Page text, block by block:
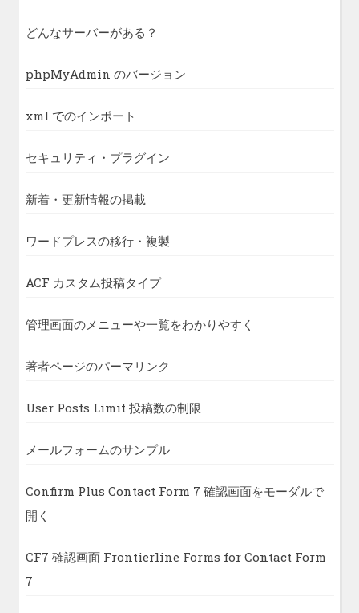
どんなサーバーがある？
phpMyAdmin のバージョン
xml でのインポート
セキュリティ・プラグイン
新着・更新情報の掲載
ワードプレスの移行・複製
ACF カスタム投稿タイプ
管理画面のメニューや一覧をわかりやすく
著者ページのパーマリンク
User Posts Limit 投稿数の制限
メールフォームのサンプル
Confirm Plus Contact Form 7 確認画面をモーダルで
開く
CF7 確認画面 Frontierline Forms for Contact Form
7